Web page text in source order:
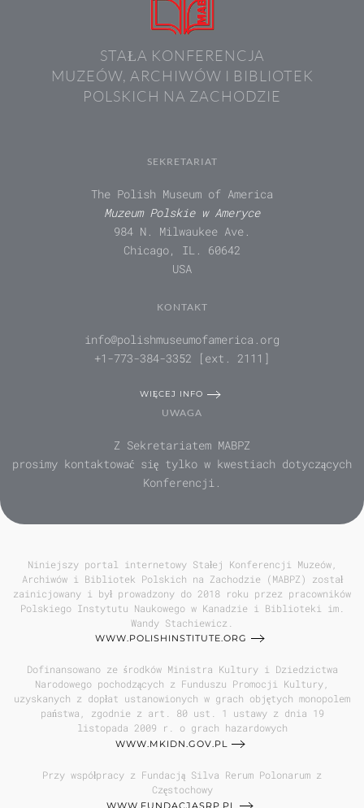
STAŁA KONFERENCJA
MUZEÓW, ARCHIWÓW I BIBLIOTEK
POLSKICH NA ZACHODZIE
SEKRETARIAT
The Polish Museum of America
Muzeum Polskie w Ameryce
984 N. Milwaukee Ave.
Chicago, IL. 60642
USA
KONTAKT
info@polishmuseumofamerica.org
+1-773-384-3352 [ext. 2111]
WIĘCEJ INFO
UWAGA
Z Sekretariatem MABPZ
prosimy kontaktować się tylko w kwestiach dotyczących
Konferencji.
Niniejszy portal internetowy Stałej Konferencji Muzeów,
Archiwów i Bibliotek Polskich na Zachodzie (MABPZ) został
zainicjowany i był prowadzony do 2018 roku przez pracowników
Polskiego Instytutu Naukowego w Kanadzie i Biblioteki im.
Wandy Stachiewicz.
WWW.POLISHINSTITUTE.ORG
Dofinansowano ze środków Ministra Kultury i Dziedzictwa
Narodowego pochodzących z Funduszu Promocji Kultury,
uzyskanych z dopłat ustanowionych w grach objętych monopolem
państwa, zgodnie z art. 80 ust. 1 ustawy z dnia 19
listopada 2009 r. o grach hazardowych
WWW.MKIDN.GOV.PL
Przy współpracy z Fundacją Silva Rerum Polonarum z
Częstochowy
WWW.FUNDACJASRP.PL